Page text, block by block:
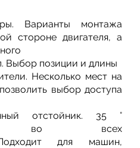
Варианты монтажа
стороне двигателя, а
Выбор позиции и длины
Несколько мест на
выбор доступа
отстойник. 35 °
во всех
для машин,